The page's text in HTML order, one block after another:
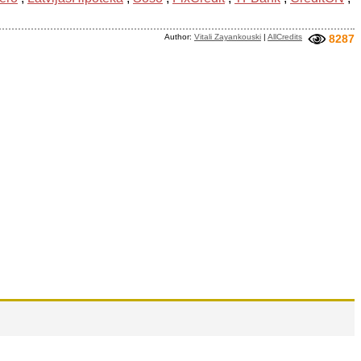
8287
Author: Vitali Zayankouski | AllCredits